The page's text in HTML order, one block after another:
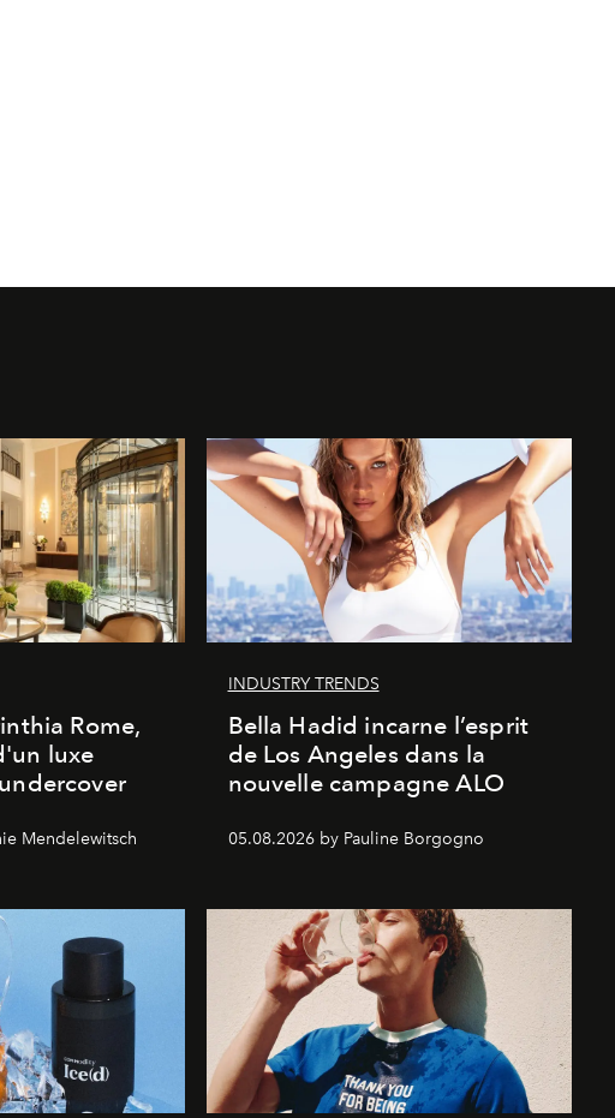
Rome,
luxe
Mendelewitsch
INDUSTRY TRENDS
Bella Hadid incarne l’esprit
de Los Angeles dans la
nouvelle campagne ALO
05.08.2026 by Pauline Borgogno